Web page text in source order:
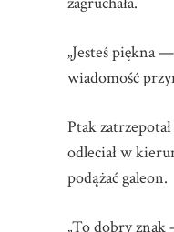
„Jesteś piękna
wiadomość
Ptak
odleciał w
podążać galeon.
„To dobry znak